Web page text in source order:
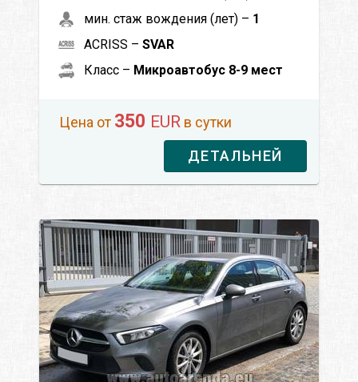
мин. стаж вождения (лет) – 1
ACRISS – SVAR
Класс – Микроавтобус 8-9 мест
Цена от 350 EUR в сутки
ДЕТАЛЬНЕЙ